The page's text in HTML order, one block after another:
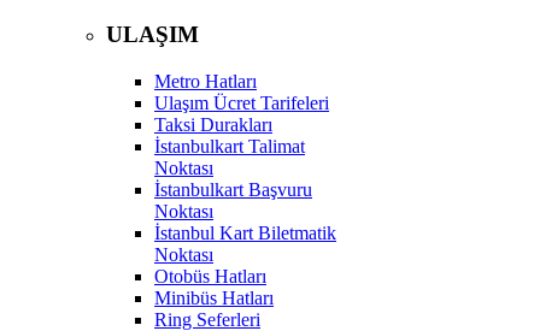
ULAŞIM
Metro Hatları
Ulaşım Ücret Tarifeleri
Taksi Durakları
İstanbulkart Talimat
Noktası
İstanbulkart Başvuru
Noktası
İstanbul Kart Biletmatik
Noktası
Otobüs Hatları
Minibüs Hatları
Ring Seferleri